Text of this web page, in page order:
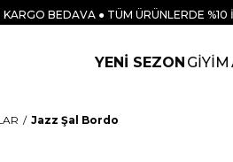
BEDAVA ● TÜM ÜRÜNLERDE %10
YENİ SEZON GİYİM
Jazz Şal Bordo